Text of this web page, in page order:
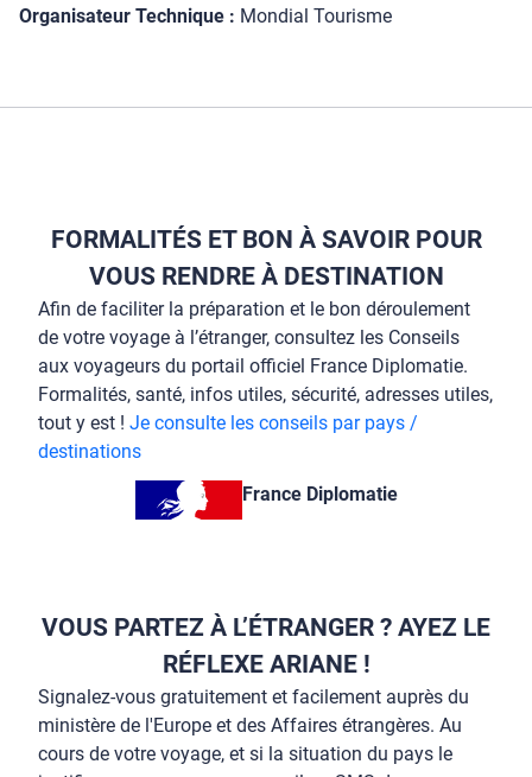
Organisateur Technique : Mondial Tourisme
FORMALITÉS ET BON À SAVOIR POUR
VOUS RENDRE À DESTINATION
Afin de faciliter la préparation et le bon déroulement
de votre voyage à l’étranger, consultez les Conseils
aux voyageurs du portail officiel France Diplomatie.
Formalités, santé, infos utiles, sécurité, adresses utiles,
tout y est ! Je consulte les conseils par pays /
destinations
France Diplomatie
VOUS PARTEZ À L’ÉTRANGER ? AYEZ LE
RÉFLEXE ARIANE !
Signalez-vous gratuitement et facilement auprès du
ministère de l'Europe et des Affaires étrangères. Au
cours de votre voyage, et si la situation du pays le